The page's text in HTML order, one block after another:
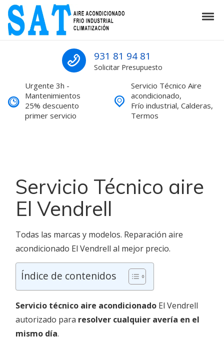
Skip to navigation
Skip to content
SAT Aire acondicionado Barcelona
SAT Aire acondicionado Barcelona Servicio Técnico
931 81 94 81
Solicitar Presupuesto
Urgente 3h -
Mantenimientos
25% descuento
primer servicio
Servicio Técnico Aire
acondicionado,
Frío industrial, Calderas,
Termos
Servicio Técnico aire
El Vendrell
Todas las marcas y modelos. Reparación aire
acondicionado El Vendrell al mejor precio.
Índice de contenidos
Servicio técnico aire acondicionado El Vendrell
autorizado para resolver cualquier avería en el
mismo día.